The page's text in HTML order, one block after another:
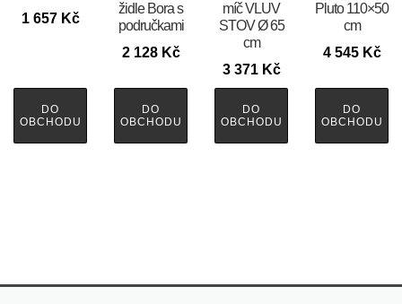
1 657 Kč
DO
OBCHODU
židle Bora s
područkami
2 128 Kč
DO
OBCHODU
míč VLUV
STOV Ø 65
cm
3 371 Kč
DO
OBCHODU
Pluto 110×50
cm
4 545 Kč
DO
OBCHODU